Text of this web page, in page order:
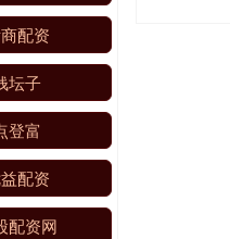
配资
坛子
登富
配资
配资网